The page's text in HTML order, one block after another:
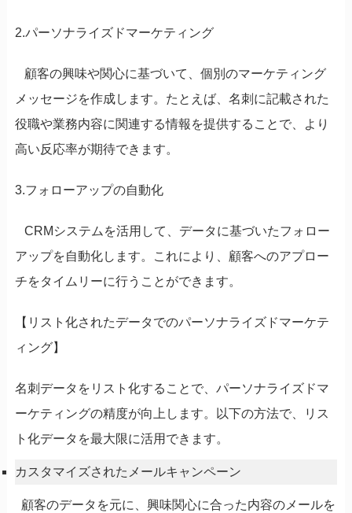
2.パーソナライズドマーケティング
顧客の興味や関心に基づいて、個別のマーケティング
メッセージを作成します。たとえば、名刺に記載された
役職や業務内容に関連する情報を提供することで、より
高い反応率が期待できます。
3.フォローアップの自動化
CRMシステムを活用して、データに基づいたフォロー
アップを自動化します。これにより、顧客へのアプロー
チをタイムリーに行うことができます。
【リスト化されたデータでのパーソナライズドマーケテ
ィング】
名刺データをリスト化することで、パーソナライズドマ
ーケティングの精度が向上します。以下の方法で、リス
ト化データを最大限に活用できます。
カスタマイズされたメールキャンペーン
顧客のデータを元に、興味関心に合った内容のメールを